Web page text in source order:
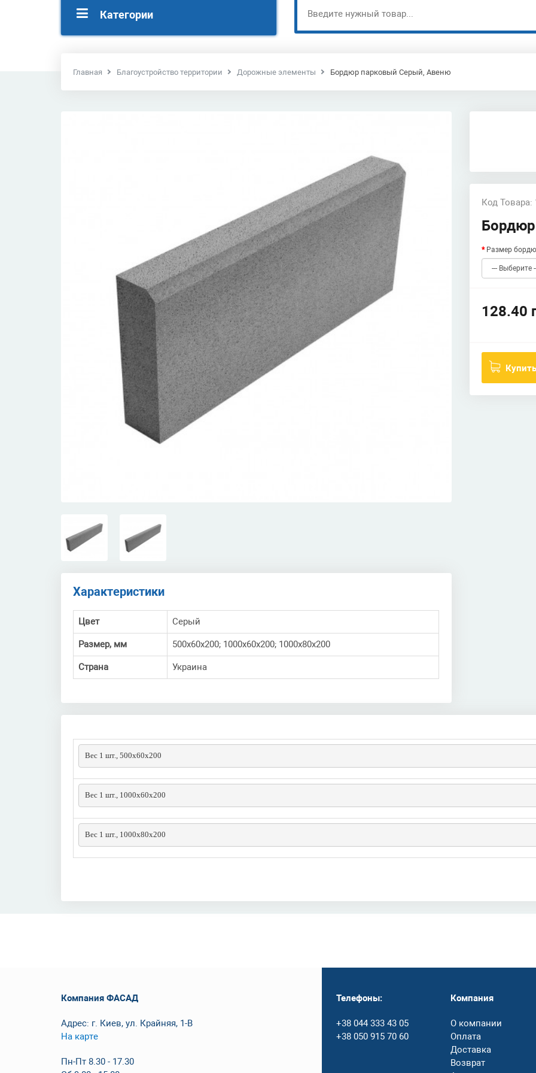
Категории
Главная Благоустройство территории Дорожные элементы Бордюр парковый Серый, Авеню
Характеристики
Цвет Серый
Размер, мм 500х60х200; 1000х60х200; 1000х80х200
Страна Украина
Код Товара:
Размер
128.40
Купить
Вес 1 шт., 500х60х200
Вес 1 шт., 1000х60х200
Вес 1 шт., 1000х80х200
Компания ФАСАД
Адрес: г. Киев, ул. Крайняя, 1-В
На карте
Пн-Пт 8.30 - 17.30
Телефоны:
+38 044 333 43 05
+38 050 915 70 60
Компания
О компании
Оплата
Доставка
Возврат